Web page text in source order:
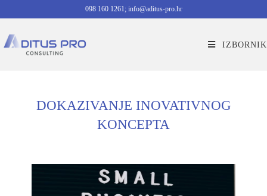
098 160 1261; info@aditus-pro.hr
IZBORNIK
DOKAZIVANJE INOVATIVNOG
KONCEPTA